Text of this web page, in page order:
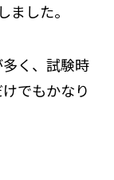
した。
く、試験時
でもかなり